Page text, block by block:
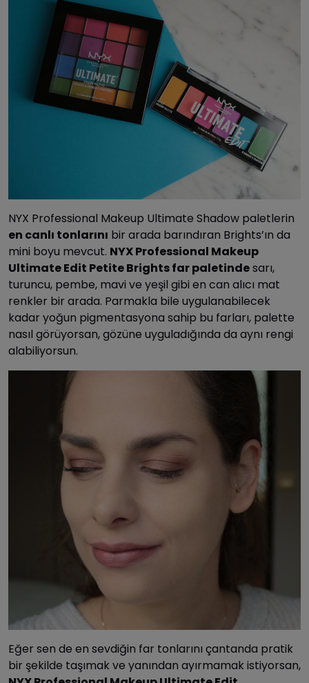
NYX Professional Makeup Ultimate Shadow paletlerin
en canlı tonlarını bir arada barındıran Brights’ın da
mini boyu mevcut. NYX Professional Makeup
Ultimate Edit Petite Brights far paletindesarı,
turuncu, pembe, mavi ve yeşil gibi en can alıcı mat
renkler bir arada. Parmakla bile uygulanabilecek
kadar yoğun pigmentasyona sahip bu farları, palette
nasıl görüyorsan, gözüne uyguladığında da aynı rengi
alabiliyorsun.
Eğer sen de en sevdiğin far tonlarını çantanda pratik
bir şekilde taşımak ve yanından ayırmamak istiyorsan,